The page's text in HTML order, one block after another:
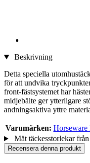
Beskrivning
Detta speciella
för att undvika
front-fästsystemet har
midjebälte ger ytterligare
andningsaktiva yttre
Varumärken: Horseware
Mät täckesstorlekar
Recensera denna produkt